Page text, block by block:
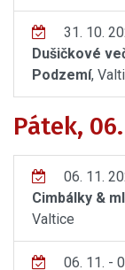
31. 10.
Dušičkové
Podzemí,
Pátek,
06. 11.
Cimbálky &
Valtice
06. 11. -